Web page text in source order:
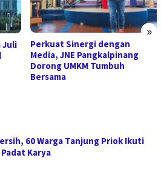
»
Juli
Perkuat Sinergi dengan
Media, JNE Pangkalpinang
Dorong UMKM Tumbuh
Bersama
60 Warga Tanjung Priok Ikuti
Karya